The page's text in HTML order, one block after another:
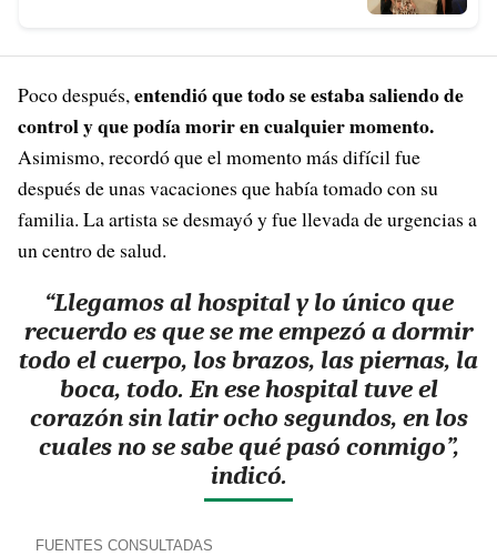
Poco después,entendió que todo se estaba saliendo de
control y que podía morir en cualquier momento.
Asimismo, recordó que el momento más difícil fue
después de unas vacaciones que había tomado con su
familia. La artista se desmayó y fue llevada de urgencias a
un centro de salud.
“Llegamos al hospital y lo único que
recuerdo es que se me empezó a dormir
todo el cuerpo, los brazos, las piernas, la
boca, todo. En ese hospital tuve el
corazón sin latir ocho segundos, en los
cuales no se sabe qué pasó conmigo”,
indicó.
FUENTES CONSULTADAS